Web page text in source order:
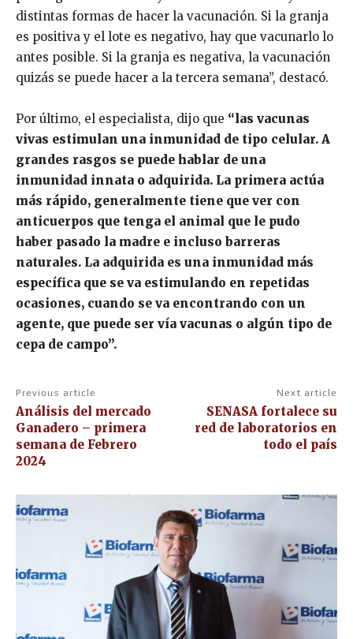
distintas formas de hacer la vacunación. Si la granja
es positiva y el lote es negativo, hay que vacunarlo lo
antes posible. Si la granja es negativa, la vacunación
quizás se puede hacer a la tercera semana”, destacó.
Por último, el especialista, dijo que “las vacunas
vivas estimulan una inmunidad de tipo celular. A
grandes rasgos se puede hablar de una
inmunidad innata o adquirida. La primera actúa
más rápido, generalmente tiene que ver con
anticuerpos que tenga el animal que le pudo
haber pasado la madre e incluso barreras
naturales. La adquirida es una inmunidad más
específica que se va estimulando en repetidas
ocasiones, cuando se va encontrando con un
agente, que puede ser vía vacunas o algún tipo de
cepa de campo”.
Previous article
Análisis del mercado
Ganadero – primera
semana de Febrero
2024
Next article
SENASA fortalece su
red de laboratorios en
todo el país